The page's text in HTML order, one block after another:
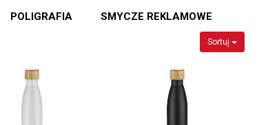
POLIGRAFIA SMYCZE REKLAMOWE
Sortuj